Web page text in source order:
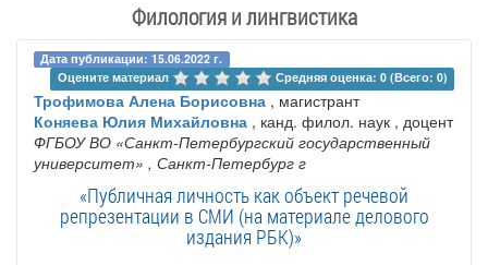
Филология и лингвистика
Дата публикации: 15.06.2022 г.
Оцените материал
Средняя оценка: 0 (Всего: 0)
Трофимова Алена Борисовна , магистрант
Коняева Юлия Михайловна , канд. филол. наук , доцент
ФГБОУ ВО «Санкт-Петербургский государственный
университет» , Санкт-Петербург г
«Публичная личность как объект речевой
репрезентации в СМИ (на материале делового
издания РБК)»